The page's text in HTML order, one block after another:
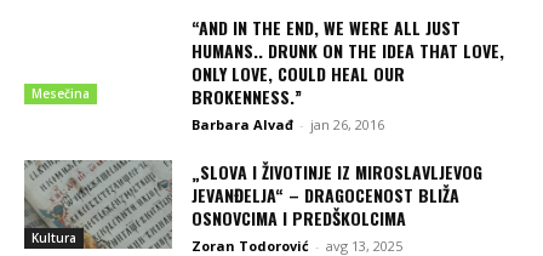
Mesečina
“AND IN THE END, WE WERE ALL JUST
HUMANS.. DRUNK ON THE IDEA THAT LOVE,
ONLY LOVE, COULD HEAL OUR
BROKENNESS.”
Barbara Alvađ - jan 26, 2016
Kultura
„SLOVA I ŽIVOTINJE IZ MIROSLAVLJEVOG
JEVANĐELJA“ – DRAGOCENOST BLIŽA
OSNOVCIMA I PREDŠKOLCIMA
Zoran Todorović - avg 13, 2025